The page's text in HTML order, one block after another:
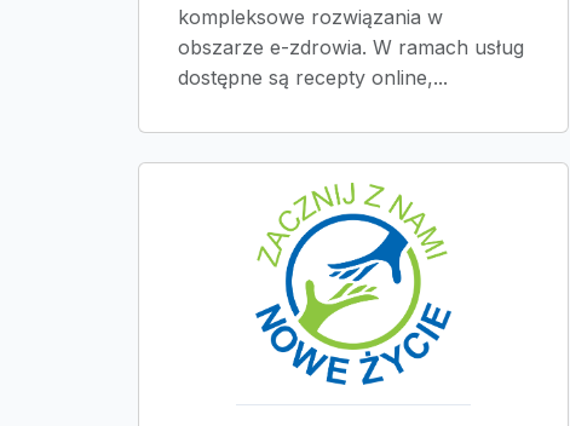
kompleksowe rozwiązania w
obszarze e-zdrowia. W ramach usług
dostępne są recepty online,...